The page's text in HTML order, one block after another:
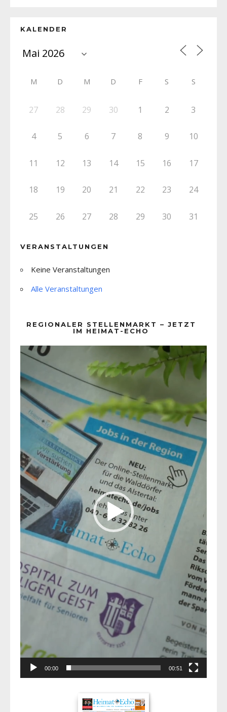
KALENDER
M D M D F S S
27 28 29 30 1 2 3
4 5 6 7 8 9 10
11 12 13 14 15 16 17
18 19 20 21 22 23 24
25 26 27 28 29 30 31
VERANSTALTUNGEN
Keine Veranstaltungen
Alle Veranstaltungen
REGIONALER STELLENMARKT – JETZT
IM HEIMAT-ECHO
Player
00:00 00:51